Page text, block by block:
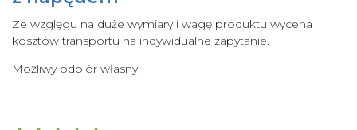
Ze wzglęgu na duże wymiary i wagę produktu wycena
kosztów transportu na indywidualne zapytanie.
Możliwy odbiór własny.